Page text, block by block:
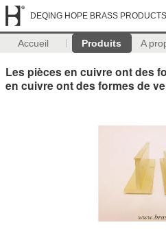
DEQING HOPE BRASS
Accueil Produits A
Les pièces en cuivre ont des
en cuivre ont des formes de